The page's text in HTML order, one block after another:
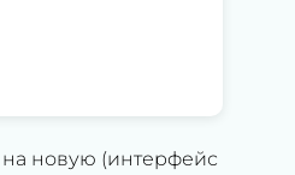
новую (интерфейс